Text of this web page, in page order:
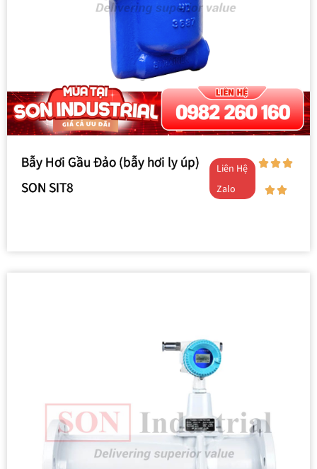
Bẫy Hơi Gầu Đảo (bẫy hơi ly úp)
SON SIT8
Liên Hệ
Zalo